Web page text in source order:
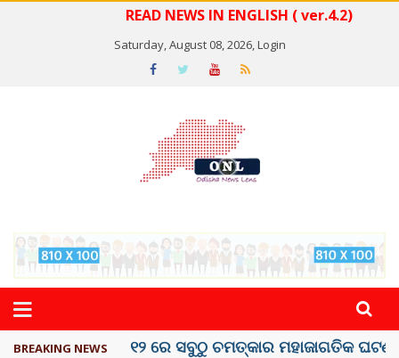
READ NEWS IN ENGLISH ( ver.4.2)
Saturday, August 08, 2026,Login
BREAKING NEWS କେରଳରେ ‘ରାଟ୍ ଫିଭର୍’ ଆତଙ୍କ, ୫୮ ମୃତ